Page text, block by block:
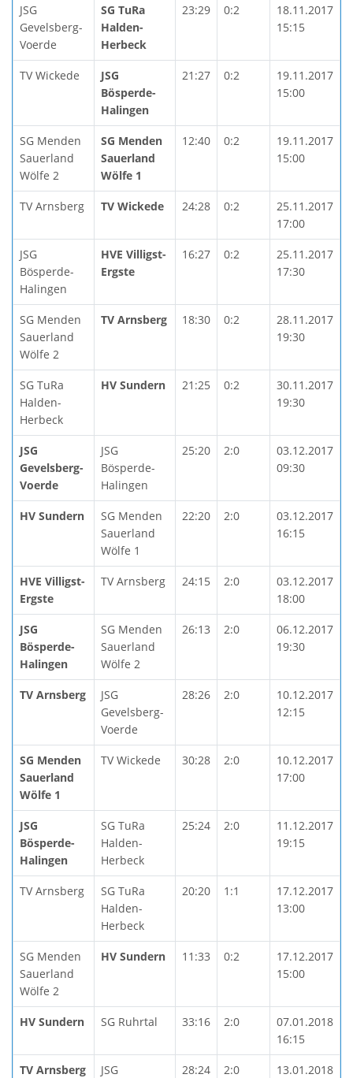
JSG
Gevelsberg-
Voerde
SG TuRa
Halden-
Herbeck
23:29 0:2
18.11.2017
15:15
TV Wickede
JSG
Bösperde-
Halingen
21:27 0:2
19.11.2017
15:00
SG Menden
Sauerland
Wölfe 2
SG Menden
Sauerland
Wölfe 1
12:40 0:2
19.11.2017
15:00
TV Arnsberg TV Wickede 24:28 0:2
25.11.2017
17:00
JSG
Bösperde-
Halingen
HVE Villigst-
Ergste
16:27 0:2
25.11.2017
17:30
SG Menden
Sauerland
Wölfe 2
TV Arnsberg 18:30 0:2
28.11.2017
19:30
SG TuRa
Halden-
Herbeck
HV Sundern 21:25 0:2
30.11.2017
19:30
JSG
Gevelsberg-
Voerde
JSG
Bösperde-
Halingen
25:20 2:0
03.12.2017
09:30
HV Sundern
SG Menden
Sauerland
Wölfe 1
22:20 2:0
03.12.2017
16:15
HVE Villigst-
Ergste
TV Arnsberg 24:15 2:0
03.12.2017
18:00
JSG
Bösperde-
Halingen
SG Menden
Sauerland
Wölfe 2
26:13 2:0
06.12.2017
19:30
TV Arnsberg
JSG
Gevelsberg-
Voerde
28:26 2:0
10.12.2017
12:15
SG Menden
Sauerland
Wölfe 1
TV Wickede 30:28 2:0
10.12.2017
17:00
JSG
Bösperde-
Halingen
SG TuRa
Halden-
Herbeck
25:24 2:0
11.12.2017
19:15
TV Arnsberg
SG TuRa
Halden-
Herbeck
20:20 1:1
17.12.2017
13:00
SG Menden
Sauerland
Wölfe 2
HV Sundern 11:33 0:2
17.12.2017
15:00
HV Sundern SG Ruhrtal 33:16 2:0
07.01.2018
16:15
TV Arnsberg
JSG
28:24 2:0
13.01.2018